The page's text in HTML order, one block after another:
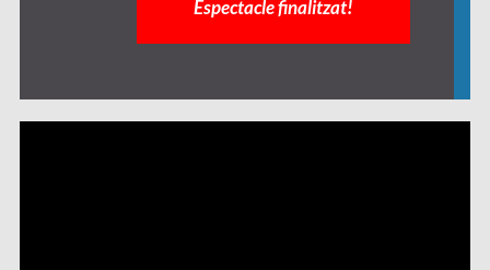
Espectacle finalitzat!